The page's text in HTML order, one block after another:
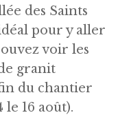
des Saints
pour y aller
voir les
granit
du chantier
le 16 août).